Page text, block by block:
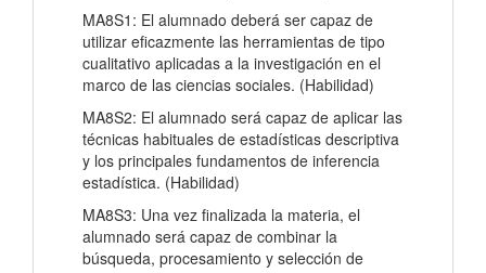
MA8S1: El alumnado deberá ser capaz de
utilizar eficazmente las herramientas de tipo
cualitativo aplicadas a la investigación en el
marco de las ciencias sociales. (Habilidad)
MA8S2: El alumnado será capaz de aplicar las
técnicas habituales de estadísticas descriptiva
y los principales fundamentos de inferencia
estadística. (Habilidad)
MA8S3: Una vez finalizada la materia, el
alumnado será capaz de combinar la
búsqueda, procesamiento y selección de